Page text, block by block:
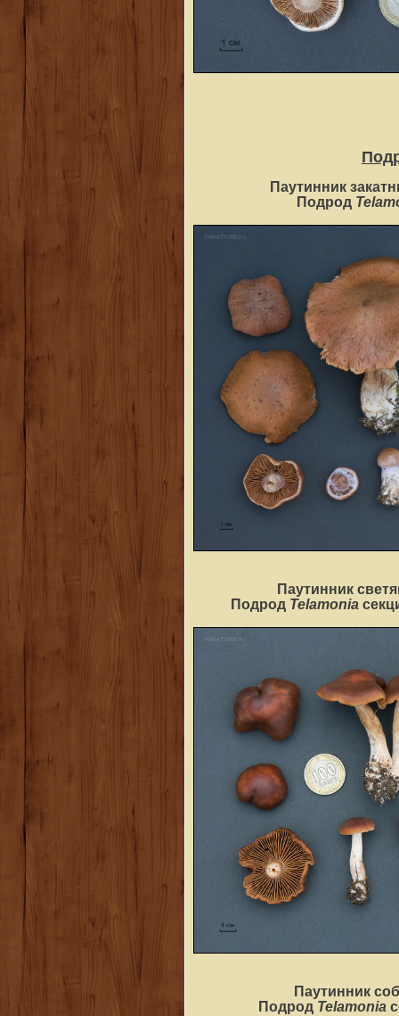
Паутинник
Подрод
Паутинник
Подрод Telamonia
Паутинник
Подрод Telamonia